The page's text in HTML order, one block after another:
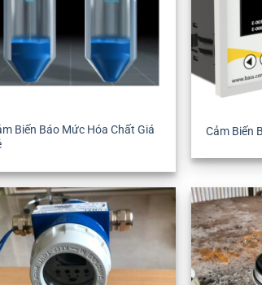
Biến Báo Mức Hóa Chất Giá
Cảm Biến